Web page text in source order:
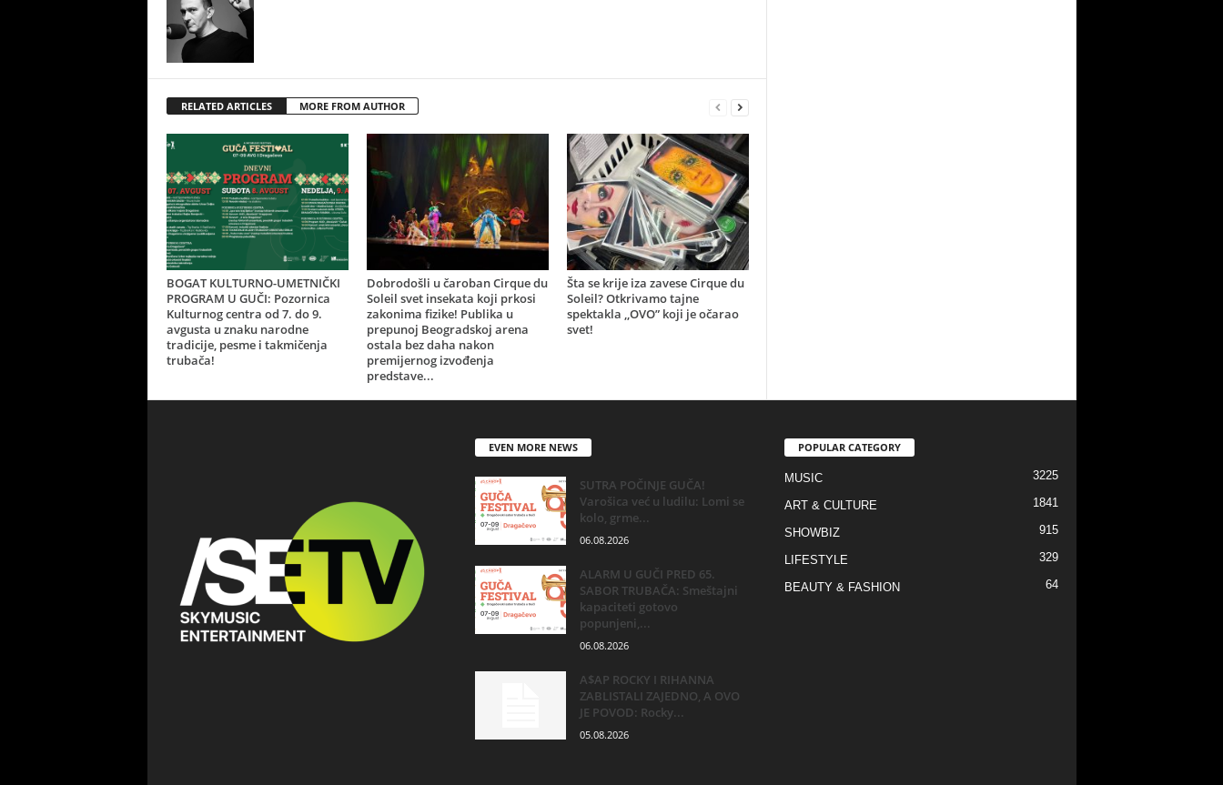
RELATED ARTICLES MORE FROM AUTHOR
BOGAT KULTURNO-UMETNIČKI
PROGRAM U GUČI: Pozornica
Kulturnog centra od 7. do 9.
avgusta u znaku narodne
tradicije, pesme i takmičenja
trubača!
Dobrodošli u čaroban Cirque du
Soleil svet insekata koji prkosi
zakonima fizike! Publika u
prepunoj Beogradskoj arena
ostala bez daha nakon
premijernog izvođenja
predstave...
Šta se krije iza zavese Cirque du
Soleil? Otkrivamo tajne
spektakla ,,OVO” koji je očarao
svet!
EVEN MORE NEWS
SUTRA POČINJE GUČA!
Varošica već u ludilu: Lomi se
kolo, grme...
06.08.2026
ALARM U GUČI PRED 65.
SABOR TRUBAČA: Smeštajni
kapaciteti gotovo
popunjeni,...
06.08.2026
A$AP ROCKY I RIHANNA
ZABLISTALI ZAJEDNO, A OVO
JE POVOD: Rocky...
05.08.2026
POPULAR CATEGORY
MUSIC 3225
ART & CULTURE 1841
SHOWBIZ 915
LIFESTYLE 329
BEAUTY & FASHION 64